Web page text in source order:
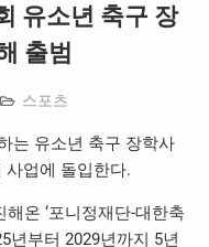
유소년 축구 장
출범
스포츠
는 유소년 축구 장학사
사업에 돌입한다.
온 ‘포니정재단-대한축
년부터 2029년까지 5년